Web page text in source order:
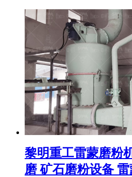
黎明重工雷蒙磨粉
磨 矿石磨粉设备